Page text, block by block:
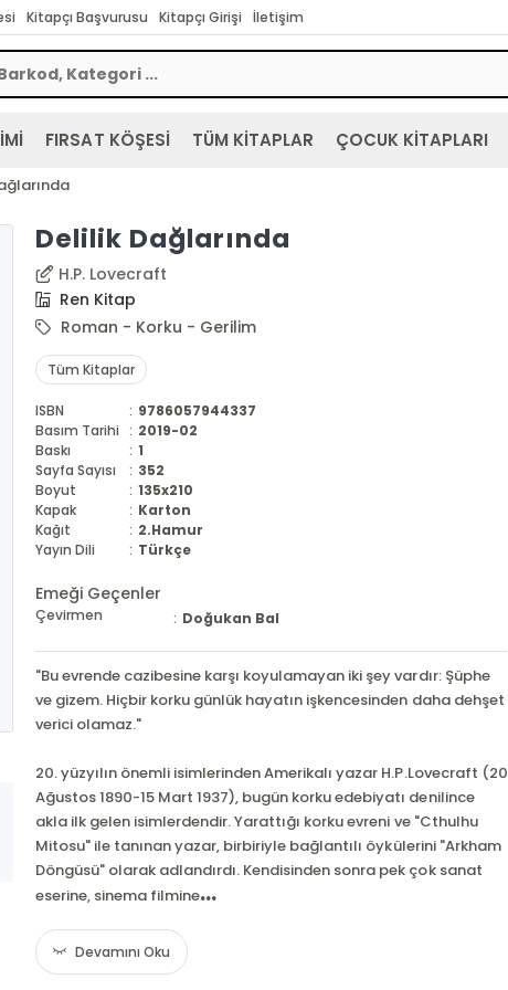
Kitapçı Başvurusu Kitapçı Girişi İletişim
FIRSAT KÖŞESİ TÜM KİTAPLAR ÇOCUK KİTAPLARI
Delilik Dağlarında
H.P. Lovecraft
Ren Kitap
Roman - Korku - Gerilim
Tüm Kitaplar
ISBN : 9786057944337
Basım Tarihi : 2019-02
Baskı
: 1
Sayfa Sayısı
: 352
Boyut
: 135x210
Kapak
: Karton
Kağıt
: 2.Hamur
Yayın Dili
: Türkçe
Emeği Geçenler
Çevirmen : Doğukan Bal
"Bu evrende cazibesine karşı koyulamayan iki şey vardır: Şüphe
ve gizem. Hiçbir korku günlük hayatın işkencesinden daha dehşet
verici olamaz."
20. yüzyılın önemli isimlerinden Amerikalı yazar H.P.Lovecraft (20
Ağustos 1890-15 Mart 1937), bugün korku edebiyatı denilince
akla ilk gelen isimlerdendir. Yarattığı korku evreni ve "Cthulhu
Mitosu" ile tanınan yazar, birbiriyle bağlantılı öykülerini "Arkham
Döngüsü" olarak adlandırdı. Kendisinden sonra pek çok sanat
eserine, sinema filmine...
Devamını Oku